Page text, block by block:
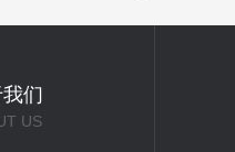
们
US